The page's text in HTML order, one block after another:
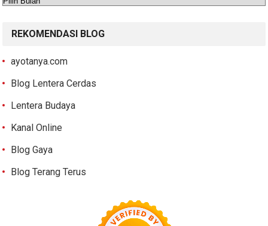
REKOMENDASI BLOG
ayotanya.com
Blog Lentera Cerdas
Lentera Budaya
Kanal Online
Blog Gaya
Blog Terang Terus